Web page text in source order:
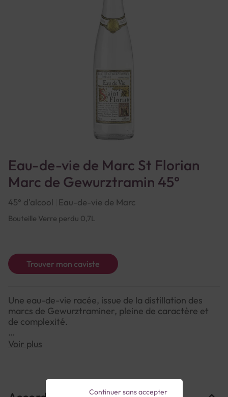
Eau-de-vie de Marc St Florian
Marc de Gewurztramin 45°
45° d'alcool Eau-de-vie de Marc
Bouteille Verre perdu 0,7L
Trouver mon caviste
Une eau-de-vie racée, issue de la distillation des
marcs de Gewurztraminer, pleine de caractère et
de complexité.
Voir plus
Continuer sans accepter